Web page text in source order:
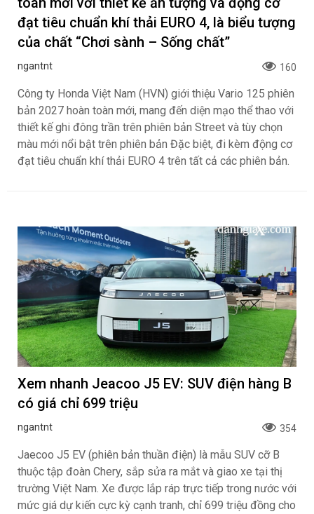
đạt tiêu chuẩn khí thải EURO 4, là biểu tượng
của chất “Chơi sành – Sống chất”
ngantnt 160
Công ty Honda Việt Nam (HVN) giới thiệu Vario 125 phiên
bản 2027 hoàn toàn mới, mang đến diện mạo thể thao với
thiết kế ghi đông trần trên phiên bản Street và tùy chọn
màu mới nổi bật trên phiên bản Đặc biệt, đi kèm động cơ
đạt tiêu chuẩn khí thải EURO 4 trên tất cả các phiên bản.
Xem nhanh Jeacoo J5 EV: SUV điện hàng B
có giá chỉ 699 triệu
ngantnt 354
Jaecoo J5 EV (phiên bản thuần điện) là mẫu SUV cỡ B
thuộc tập đoàn Chery, sắp sửa ra mắt và giao xe tại thị
trường Việt Nam. Xe được lắp ráp trực tiếp trong nước với
mức giá dự kiến cực kỳ cạnh tranh, chỉ 699 triệu đồng cho